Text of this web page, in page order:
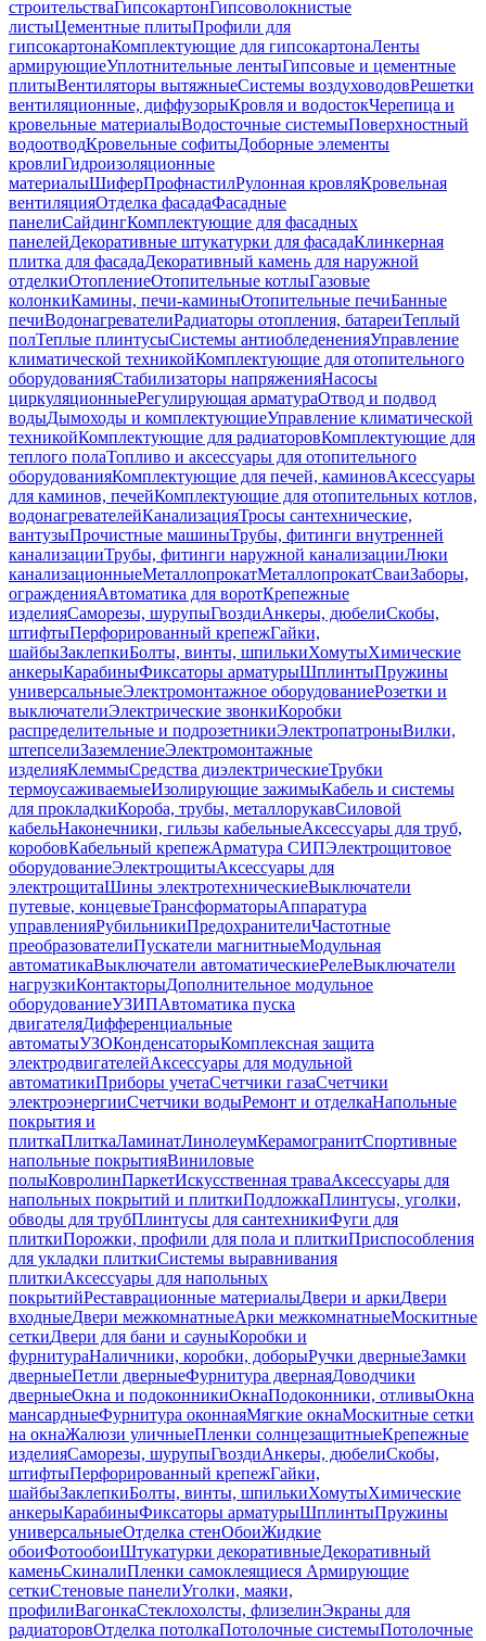
строительстваГипсокартонГипсоволокнистые
листыЦементные плитыПрофили для
гипсокартонаКомплектующие для гипсокартонаЛенты
армирующиеУплотнительные лентыГипсовые и цементные
плитыВентиляторы вытяжныеСистемы воздуховодовРешетки
вентиляционные, диффузорыКровля и водостокЧерепица и
кровельные материалыВодосточные системыПоверхностный
водоотводКровельные софитыДоборные элементы
кровлиГидроизоляционные
материалыШиферПрофнастилРулонная кровляКровельная
вентиляцияОтделка фасадаФасадные
панелиСайдингКомплектующие для фасадных
панелейДекоративные штукатурки для фасадаКлинкерная
плитка для фасадаДекоративный камень для наружной
отделкиОтоплениеОтопительные котлыГазовые
колонкиКамины, печи-каминыОтопительные печиБанные
печиВодонагревателиРадиаторы отопления, батареиТеплый
полТеплые плинтусыСистемы антиобледененияУправление
климатической техникойКомплектующие для отопительного
оборудованияСтабилизаторы напряженияНасосы
циркуляционныеРегулирующая арматураОтвод и подвод
водыДымоходы и комплектующиеУправление климатической
техникойКомплектующие для радиаторовКомплектующие для
теплого полаТопливо и аксессуары для отопительного
оборудованияКомплектующие для печей, каминовАксессуары
для каминов, печейКомплектующие для отопительных котлов,
водонагревателейКанализацияТросы сантехнические,
вантузыПрочистные машиныТрубы, фитинги внутренней
канализацииТрубы, фитинги наружной канализацииЛюки
канализационныеМеталлопрокатМеталлопрокатСваиЗаборы,
огражденияАвтоматика для воротКрепежные
изделияСаморезы, шурупыГвоздиАнкеры, дюбелиСкобы,
штифтыПерфорированный крепежГайки,
шайбыЗаклепкиБолты, винты, шпилькиХомутыХимические
анкерыКарабиныФиксаторы арматурыШплинтыПружины
универсальныеЭлектромонтажное оборудованиеРозетки и
выключателиЭлектрические звонкиКоробки
распределительные и подрозетникиЭлектропатроныВилки,
штепселиЗаземлениеЭлектромонтажные
изделияКлеммыСредства диэлектрическиеТрубки
термоусаживаемыеИзолирующие зажимыКабель и системы
для прокладкиКороба, трубы, металлорукавСиловой
кабельНаконечники, гильзы кабельныеАксессуары для труб,
коробовКабельный крепежАрматура СИПЭлектрощитовое
оборудованиеЭлектрощитыАксессуары для
электрощитаШины электротехническиеВыключатели
путевые, концевыеТрансформаторыАппаратура
управленияРубильникиПредохранителиЧастотные
преобразователиПускатели магнитныеМодульная
автоматикаВыключатели автоматическиеРелеВыключатели
нагрузкиКонтакторыДополнительное модульное
оборудованиеУЗИПАвтоматика пуска
двигателяДифференциальные
автоматыУЗОКонденсаторыКомплексная защита
электродвигателейАксессуары для модульной
автоматикиПриборы учетаСчетчики газаСчетчики
электроэнергииСчетчики водыРемонт и отделкаНапольные
покрытия и
плиткаПлиткаЛаминатЛинолеумКерамогранитСпортивные
напольные покрытияВиниловые
полыКовролинПаркетИскусственная траваАксессуары для
напольных покрытий и плиткиПодложкаПлинтусы, уголки,
обводы для трубПлинтусы для сантехникиФуги для
плиткиПорожки, профили для пола и плиткиПриспособления
для укладки плиткиСистемы выравнивания
плиткиАксессуары для напольных
покрытийРеставрационные материалыДвери и аркиДвери
входныеДвери межкомнатныеАрки межкомнатныеМоскитные
сеткиДвери для бани и сауныКоробки и
фурнитураНаличники, коробки, доборыРучки дверныеЗамки
дверныеПетли дверныеФурнитура двернаяДоводчики
дверныеОкна и подоконникиОкнаПодоконники, отливыОкна
мансардныеФурнитура оконнаяМягкие окнаМоскитные сетки
на окнаЖалюзи уличныеПленки солнцезащитныеКрепежные
изделияСаморезы, шурупыГвоздиАнкеры, дюбелиСкобы,
штифтыПерфорированный крепежГайки,
шайбыЗаклепкиБолты, винты, шпилькиХомутыХимические
анкерыКарабиныФиксаторы арматурыШплинтыПружины
универсальныеОтделка стенОбоиЖидкие
обоиФотообоиШтукатурки декоративныеДекоративный
каменьСкиналиПленки самоклеящиеся Армирующие
сеткиСтеновые панелиУголки, маяки,
профилиВагонкаСтеклохолсты, флизелинЭкраны для
радиаторовОтделка потолкаПотолочные системыПотолочные